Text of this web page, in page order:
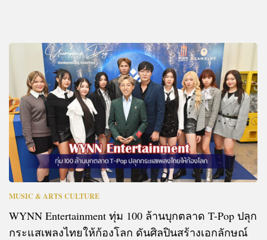
MUSIC & ARTS CULTURE
WYNN Entertainment ทุ่ม 100 ล้านบุกตลาด T-Pop ปลุก
กระแสเพลงไทยให้ก้องโลก ดันศิลปินสร้างเอกลักษณ์